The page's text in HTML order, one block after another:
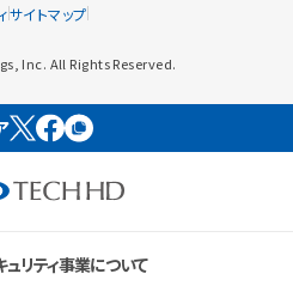
サイトマップ
Inc. All Rights Reserved.
リティ事業について